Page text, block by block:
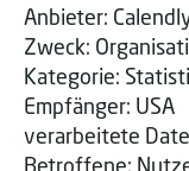
Anbieter:
Zweck:
Kategorie:
Empfänger: USA
verarbeitete
Betroffene: